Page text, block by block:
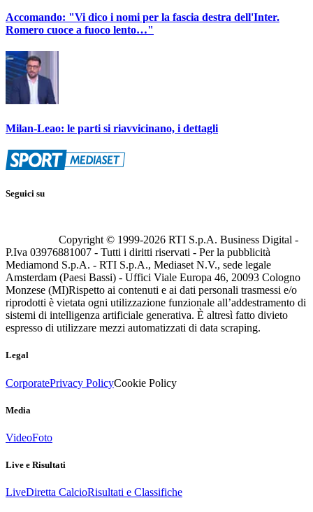
Accomando: "Vi dico i nomi per la fascia destra dell'Inter.
Romero cuoce a fuoco lento…"
Milan-Leao: le parti si riavvicinano, i dettagli
Seguici su
Copyright © 1999-2026 RTI S.p.A. Business Digital -
P.Iva 03976881007 - Tutti i diritti riservati - Per la pubblicità
Mediamond S.p.A. - RTI S.p.A., Mediaset N.V., sede legale
Amsterdam (Paesi Bassi) - Uffici Viale Europa 46, 20093 Cologno
Monzese (MI)Rispetto ai contenuti e ai dati personali trasmessi e/o
riprodotti è vietata ogni utilizzazione funzionale all’addestramento di
sistemi di intelligenza artificiale generativa. È altresì fatto divieto
espresso di utilizzare mezzi automatizzati di data scraping.
Legal
CorporatePrivacy PolicyCookie Policy
Media
VideoFoto
Live e Risultati
LiveDiretta CalcioRisultati e Classifiche